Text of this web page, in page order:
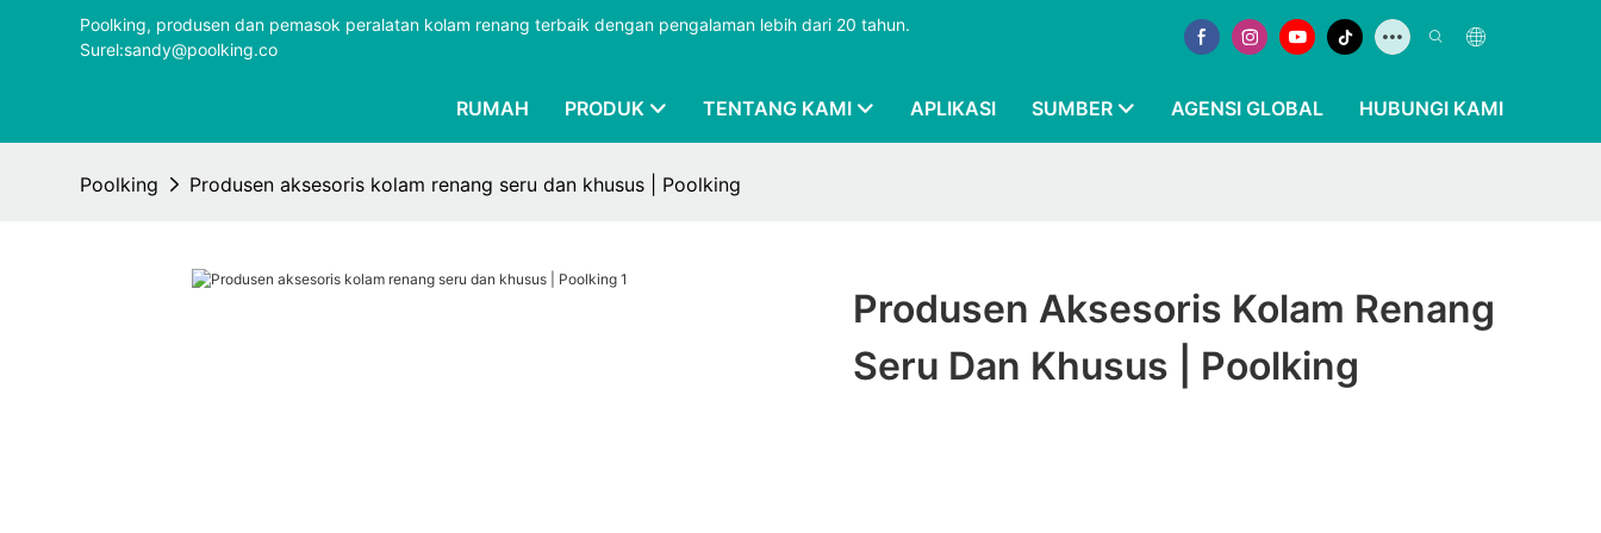
Poolking, produsen dan pemasok peralatan kolam renang terbaik dengan pengalaman lebih dari 20 tahun.
Surel:sandy@poolking.co
RUMAH PRODUK TENTANG KAMI APLIKASI SUMBER AGENSI GLOBAL HUBUNGI KAMI
Poolking Produsen aksesoris kolam renang seru dan khusus | Poolking
Produsen Aksesoris Kolam Renang
Seru Dan Khusus | Poolking